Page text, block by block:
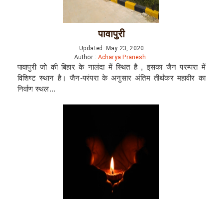
पावापुरी
Updated: May 23, 2020
Author : Acharya Pranesh
पावापुरी जो की बिहार के नालंदा में स्थित है , इसका जैन परम्परा में
विशिष्ट स्थान है। जैन-परंपरा के अनुसार अंतिम तीर्थंकर महावीर का
निर्वाण स्थल...